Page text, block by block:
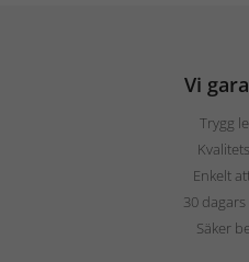
Vi
Trygg
Enkelt
30
Säker